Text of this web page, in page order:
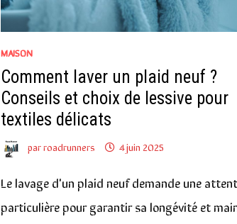
MAISON
Comment laver un plaid neuf ?
Conseils et choix de lessive pour
textiles délicats
parroadrunners 4 juin 2025
Le lavage d'un plaid neuf demande une
particulière pour garantir sa longévité et